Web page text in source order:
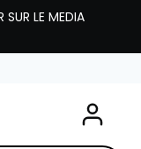
SUR LE MEDIA